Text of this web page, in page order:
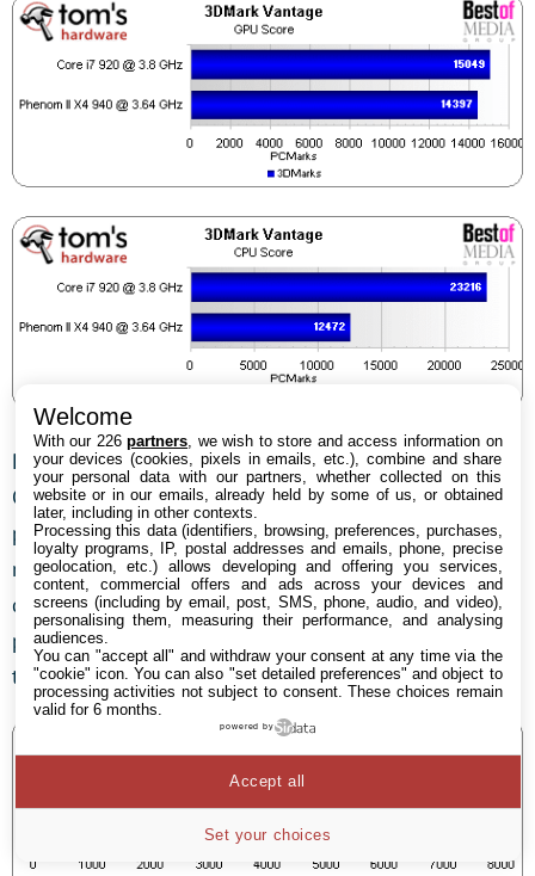
PCMark Vantage montre des résultats plus carrés. Le
Core i7 overclocké ne lâche cependant pas la première
place au classement général, grâce à ses scores
mémoire et productivité. Le Phenom II s’accorde tout
de même une victoire au test disque dur. Voyons sans
plus attendre comment ces scores théoriques se
traduisent pratique.
Welcome
With our 226partners , we wish to store and access information on
your devices (cookies, pixels in emails, etc.), combine and share
your personal data with our partners, whether collected on this
website or in our emails, already held by some of us, or obtained
later, including in other contexts.
Processing this data (identifiers, browsing, preferences, purchases,
loyalty programs, IP, postal addresses and emails, phone, precise
geolocation, etc.) allows developing and offering you services,
content, commercial offers and ads across your devices and
screens (including by email, post, SMS, phone, audio, and video),
personalising them, measuring their performance, and analysing
audiences.
You can "accept all" and withdraw your consent at any time via the
"cookie" icon. You can also "set detailed preferences" and object to
processing activities not subject to consent. These choices remain
valid for 6 months.
powered by
Set your choices
Accept all